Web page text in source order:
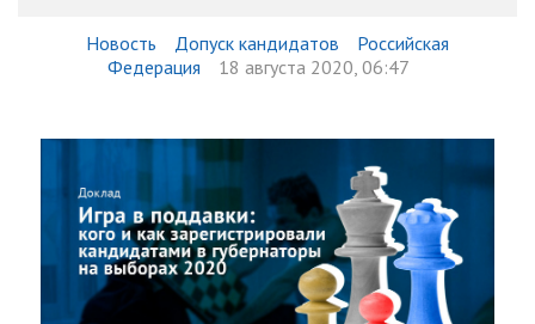
Новость Допуск кандидатов
Российская
Федерация
18 августа 2020, 06:47